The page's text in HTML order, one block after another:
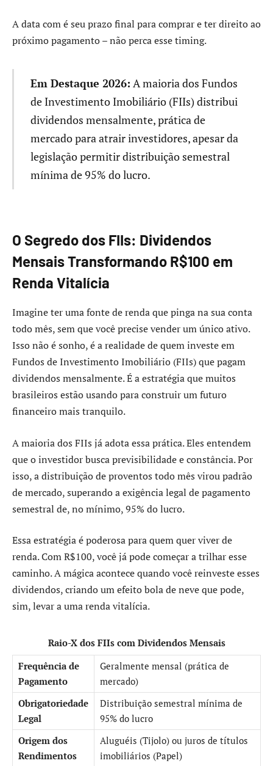
A data com é seu prazo final para comprar e ter direito ao
próximo pagamento – não perca esse timing.
Em Destaque 2026: A maioria dos Fundos
de Investimento Imobiliário (FIIs) distribui
dividendos mensalmente, prática de
mercado para atrair investidores, apesar da
legislação permitir distribuição semestral
mínima de 95% do lucro.
O Segredo dos FIIs: Dividendos
Mensais Transformando R$100 em
Renda Vitalícia
Imagine ter uma fonte de renda que pinga na sua conta
todo mês, sem que você precise vender um único ativo.
Isso não é sonho, é a realidade de quem investe em
Fundos de Investimento Imobiliário (FIIs) que pagam
dividendos mensalmente. É a estratégia que muitos
brasileiros estão usando para construir um futuro
financeiro mais tranquilo.
A maioria dos FIIs já adota essa prática. Eles entendem
que o investidor busca previsibilidade e constância. Por
isso, a distribuição de proventos todo mês virou padrão
de mercado, superando a exigência legal de pagamento
semestral de, no mínimo, 95% do lucro.
Essa estratégia é poderosa para quem quer viver de
renda. Com R$100, você já pode começar a trilhar esse
caminho. A mágica acontece quando você reinveste esses
dividendos, criando um efeito bola de neve que pode,
sim, levar a uma renda vitalícia.
Raio-X dos FIIs com Dividendos Mensais
Frequência de
Pagamento
Geralmente mensal (prática de
mercado)
Obrigatoriedade
Legal
Distribuição semestral mínima de
95% do lucro
Origem dos
Rendimentos
Aluguéis (Tijolo) ou juros de títulos
imobiliários (Papel)